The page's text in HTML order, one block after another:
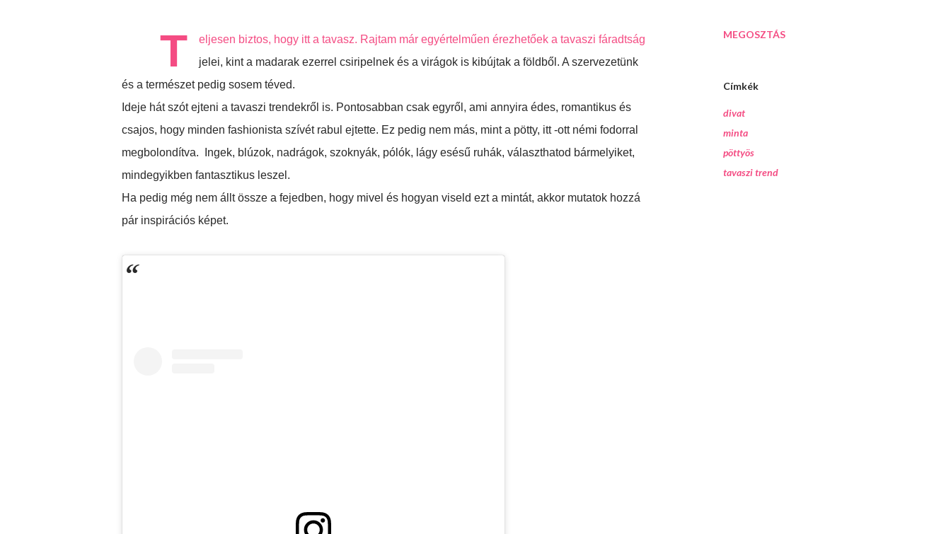
T
eljesen biztos, hogy itt a tavasz. Rajtam már egyértelműen érezhetőek a tavaszi fáradtság
jelei, kint a madarak ezerrel csiripelnek és a virágok is kibújtak a földből. A szervezetünk
és a természet pedig sosem téved.
Ideje hát szót ejteni a tavaszi trendekről is. Pontosabban csak egyről, ami annyira édes, romantikus és
csajos, hogy minden fashionista szívét rabul ejtette. Ez pedig nem más, mint a pötty, itt -ott némi fodorral
megbolondítva. Ingek, blúzok, nadrágok, szoknyák, pólók, lágy esésű ruhák, választhatod bármelyiket,
mindegyikben fantasztikus leszel.
Ha pedig még nem állt össze a fejedben, hogy mivel és hogyan viseld ezt a mintát, akkor mutatok hozzá
pár inspirációs képet.
MEGOSZTÁS
Címkék
divat
minta
pöttyös
tavaszi trend